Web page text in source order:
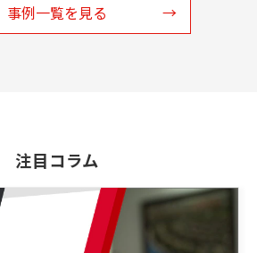
事例一覧を見る
注目コラム